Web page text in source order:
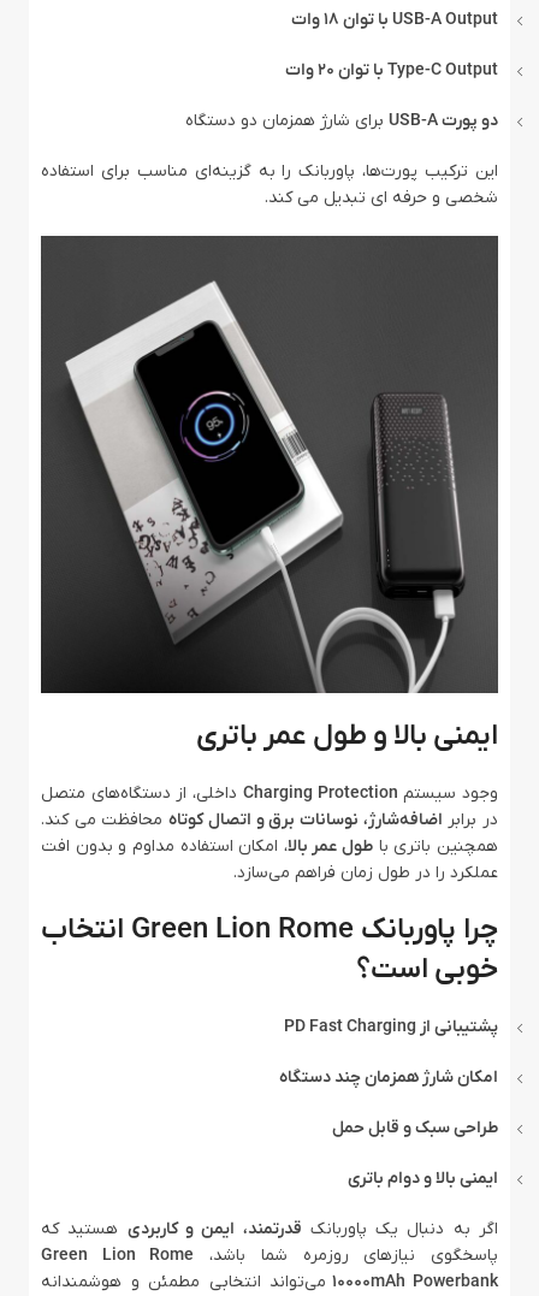
USB-A Output با توان 18 وات
Type-C Output با توان 20 وات
دو پورت USB-A برای شارژ همزمان دو دستگاه
این ترکیب پورت‌ها، پاوربانک را به گزینه‌ای مناسب برای استفاده
شخصی و حرفه‌ ای تبدیل می‌ کند.
ایمنی بالا و طول عمر باتری
وجود سیستم Charging Protection داخلی، از دستگاه‌های متصل
در برابر اضافه‌شارژ، نوسانات برق و اتصال کوتاهمحافظت می‌ کند.
همچنین باتری با طول عمر بالا، امکان استفاده مداوم و بدون افت
عملکرد را در طول زمان فراهم می‌سازد.
چرا پاوربانک Green Lion Rome انتخاب
خوبی است؟
پشتیبانی از PD Fast Charging
امکان شارژ همزمان چند دستگاه
طراحی سبک و قابل حمل
ایمنی بالا و دوام باتری
اگر به دنبال یک پاوربانک قدرتمند، ایمن و کاربردی هستید که
پاسخگوی نیازهای روزمره شما باشد، Green Lion Rome
10000mAh Powerbank می‌تواند انتخابی مطمئن و هوشمندانه